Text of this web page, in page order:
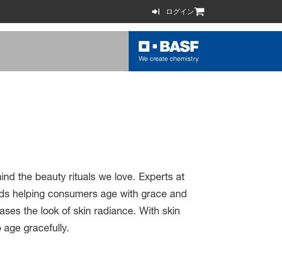
ログイン
the beauty rituals we love. Experts at
helping consumers age with grace and
the look of skin radiance. With skin
gracefully.